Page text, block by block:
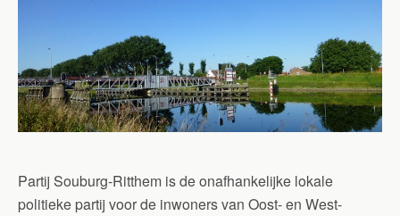
Partij Souburg-Ritthem is de onafhankelijke lokale
politieke partij voor de inwoners van Oost- en West-